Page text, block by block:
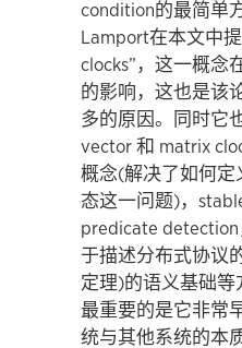
condition的最简单
Lamport在本文中
clocks”，这一概念
的影响，这也是该
多的原因。同时它
vector 和 matrix
概念(解决了如何定
态这一问题)，
predicate
于描述分布式协议
定理)的语义基础等
最重要的是它非常
统与其他系统的本